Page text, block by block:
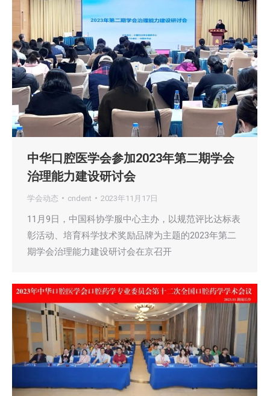
中华口腔医学会参加2023年第二期学会
治理能力建设研讨会
学会动态 cndent 2023年11月17日
11月9日，中国科协学服中心主办，以规范评比达标表
彰活动、培育科学技术奖励品牌为主题的2023年第二
期学会治理能力建设研讨会在京召开